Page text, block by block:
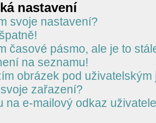
nastavení
svoje nastavení?
časové pásmo, ale je to
na seznamu!
obrázek pod uživatelským
zařazení?
na e-mailový odkaz